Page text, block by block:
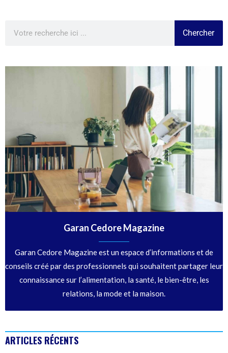
Chercher
Garan Cedore Magazine
Garan Cedore Magazine est un espace d’informations et de
conseils créé par des professionnels qui souhaitent partager leur
connaissance sur l’alimentation, la santé, le bien-être, les
relations, la mode et la maison.
ARTICLES RÉCENTS